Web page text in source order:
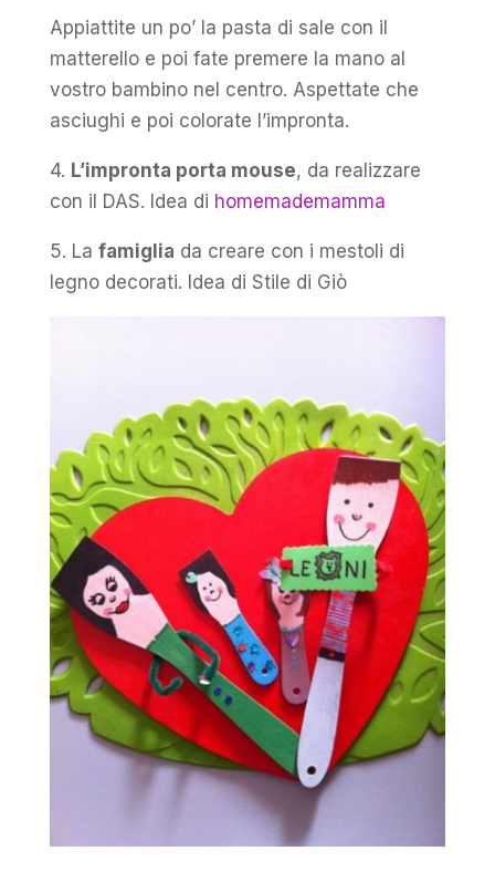
Appiattite un po’ la pasta di sale con il
matterello e poi fate premere la mano al
vostro bambino nel centro. Aspettate che
asciughi e poi colorate l’impronta.
4. L’impronta porta mouse, da realizzare
con il DAS. Idea di homemademamma
5. La famiglia da creare con i mestoli di
legno decorati. Idea di Stile di Giò